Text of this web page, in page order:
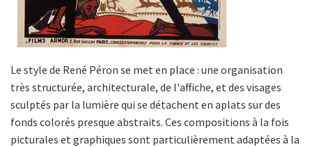
Le style de René Péron se met en place : une organisation
très structurée, architecturale, de l'affiche, et des visages
sculptés par la lumière qui se détachent en aplats sur des
fonds colorés presque abstraits. Ces compositions à la fois
picturales et graphiques sont particulièrement adaptées à la